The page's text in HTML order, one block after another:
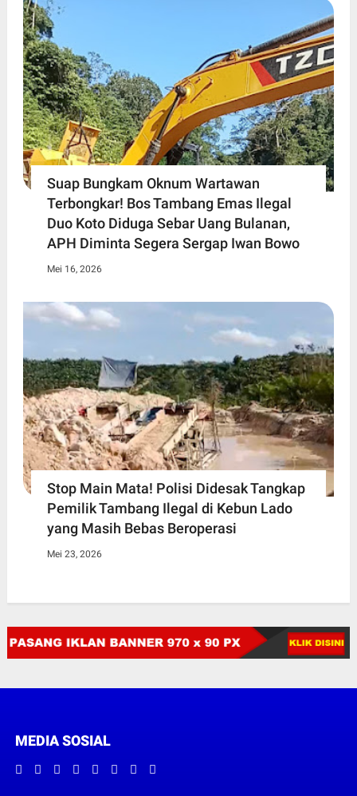
Suap Bungkam Oknum Wartawan
Terbongkar! Bos Tambang Emas Ilegal
Duo Koto Diduga Sebar Uang Bulanan,
APH Diminta Segera Sergap Iwan Bowo
Mei 16, 2026
Stop Main Mata! Polisi Didesak Tangkap
Pemilik Tambang Ilegal di Kebun Lado
yang Masih Bebas Beroperasi
Mei 23, 2026
MEDIA SOSIAL